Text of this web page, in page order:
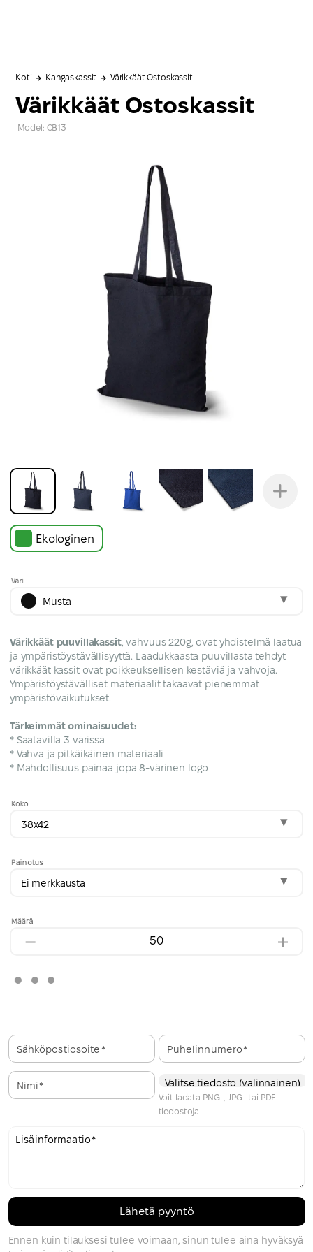
Koti Kangaskassit Värikkäät Ostoskassit
Värikkäät Ostoskassit
Model: CB13
Ekologinen
Musta
Väri
Värikkäät puuvillakassit, vahvuus 220g, ovat yhdistelmä laatua
ja ympäristöystävällisyyttä. Laadukkaasta puuvillasta tehdyt
värikkäät kassit ovat poikkeuksellisen kestäviä ja vahvoja.
Ympäristöystävälliset materiaalit takaavat pienemmät
ympäristövaikutukset.
Tärkeimmät ominaisuudet:
* Saatavilla 3 värissä
* Vahva ja pitkäikäinen materiaali
* Mahdollisuus painaa jopa 8-värinen logo
38x42
Koko
Ei merkkausta
Painotus
Määrä
Sähköpostiosoite Puhelinnumero
Nimi Valitse tiedosto (valinnainen)
Voit ladata PNG-, JPG- tai PDF-
tiedostoja
Lisäinformaatio
Ennen kuin tilauksesi tulee voimaan, sinun tulee aina hyväksyä